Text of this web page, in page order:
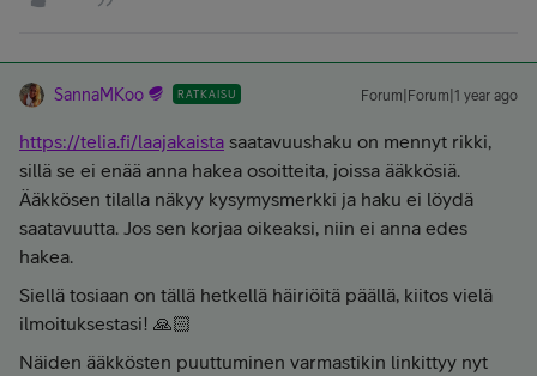
SannaMKoo RATKAISU Forum|Forum|1 year ago
https://telia.fi/laajakaista saatavuushaku on mennyt rikki,
sillä se ei enää anna hakea osoitteita, joissa ääkkösiä.
Ääkkösen tilalla näkyy kysymysmerkki ja haku ei löydä
saatavuutta. Jos sen korjaa oikeaksi, niin ei anna edes
hakea.
Siellä tosiaan on tällä hetkellä häiriöitä päällä, kiitos vielä
ilmoituksestasi! 🙏🏻
Näiden ääkkösten puuttuminen varmastikin linkittyy nyt